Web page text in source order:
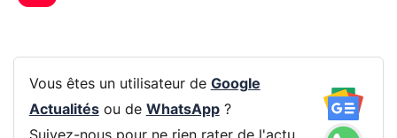
Vous êtes un utilisateur de Google
Actualitésou de WhatsApp?